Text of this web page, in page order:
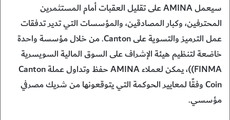
سيعمل AMINA على تقليل العقبات أمام المستثمرين
المحترفين، وكبار المصادقين، والمؤسسات التي تدير تدفقات
عمل الترميز والتسوية على Canton. من خلال مؤسسة واحدة
خاضعة لتنظيم هيئة الإشراف على السوق المالية السويسرية
FINMA))، يمكن لعملاء AMINA حفظ وتداول عملة Canton
Coin وفقًا لمعايير الحوكمة التي يتوقعونها من شريك مصرفي
مؤسسي.